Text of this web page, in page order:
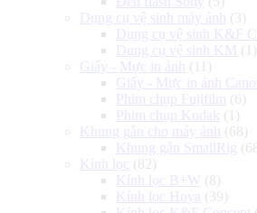
Dụng cụ vệ sinh máy ảnh
(3)
Dụng cụ vệ sinh K&F
Dụng cụ vệ sinh KM (1)
Giấy - Mực in ảnh
(11)
Giấy - Mực in ảnh Canon
Phim chụp Fujifilm (6)
Phim chụp Kodak (1)
Khung gắn cho máy ảnh
(68)
Khung gắn SmallRig
Kính lọc (82)
Kính lọc B+W (8)
Kính lọc Hoya (39)